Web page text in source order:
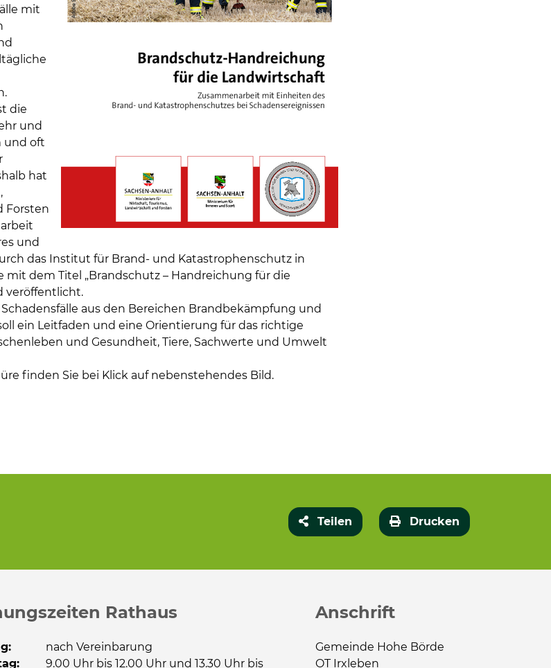
mit
die
und
und oft
hat
Forsten
und
das Institut für Brand- und Katastrophenschutz in
mit dem Titel „Brandschutz – Handreichung für die
veröffentlicht.
aus den Bereichen Brandbekämpfung und
ein Leitfaden und eine Orientierung für das richtige
und Gesundheit, Tiere, Sachwerte und Umwelt
finden Sie bei Klick auf nebenstehendes Bild.
Teilen Drucken
Rathaus
nach Vereinbarung
9.00 Uhr bis 12.00 Uhr und 13.30 Uhr bis
Anschrift
Gemeinde Hohe Börde
OT Irxleben